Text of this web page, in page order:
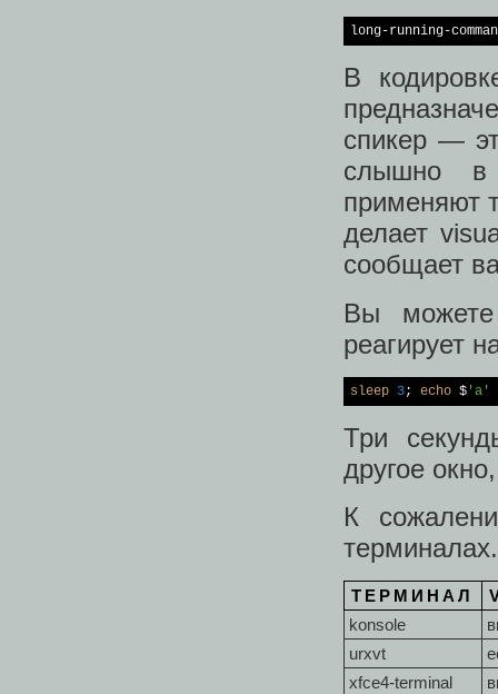
long-running-
В
спикер —
слышно в
применяют
делает
сообщает
Вы
реагирует
sleep 3; echo $ 'a'
Три
другое
К
ТЕРМИНАЛ
konsole
urxvt
xfce4-terminal